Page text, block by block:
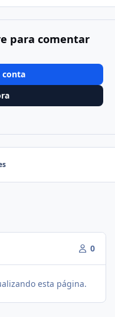
para comentar
conta
0
esta página.